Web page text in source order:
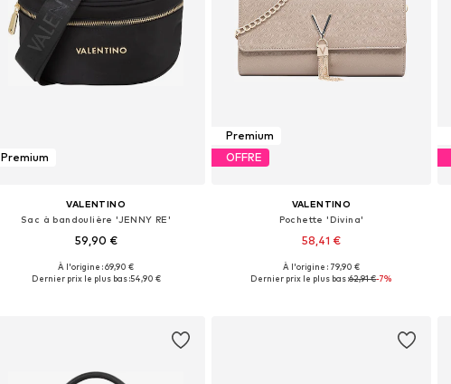
Premium
VALENTINO
Sac à bandoulière 'JENNY RE'
59,90 €
Tailles disponibles: One Size
À l'origine : 69,90 €
Dernier prix le plus bas :54,90 €
Premium
OFFRE
VALENTINO
Pochette 'Divina'
58,41 €
+1
Tailles disponibles: One Size
À l'origine : 79,90 €
Dernier prix le plus bas :62,91 €-7%